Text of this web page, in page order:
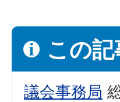
この
議会事務局